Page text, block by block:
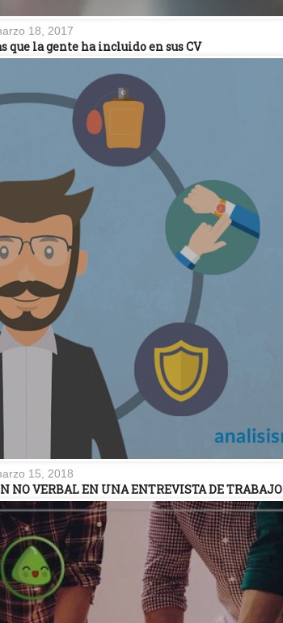
18, 2017
que la gente ha incluido en sus CV
15, 2018
NO VERBAL EN UNA ENTREVISTA DE TRABAJO